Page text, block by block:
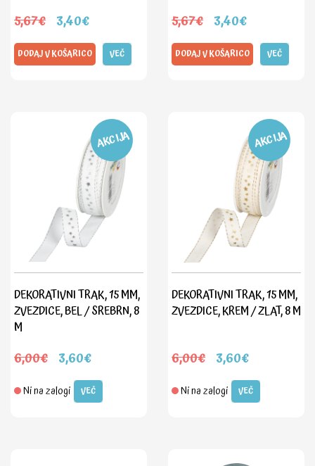
5,67€ 3,40€
DODAJ V KOŠARICO VEČ
5,67€ 3,40€
DODAJ V KOŠARICO VEČ
AKCIJA
DEKORATIVNI TRAK, 15 MM,
ZVEZDICE, BEL / SREBRN, 8
M
6,00€ 3,60€
Ni na zalogi VEČ
AKCIJA
DEKORATIVNI TRAK, 15 MM,
ZVEZDICE, KREM / ZLAT, 8 M
6,00€ 3,60€
Ni na zalogi VEČ